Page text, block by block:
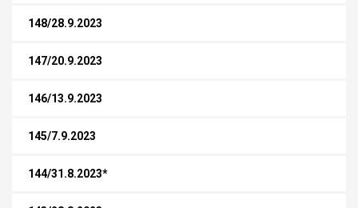
148/28.9.2023
147/20.9.2023
146/13.9.2023
145/7.9.2023
144/31.8.2023*